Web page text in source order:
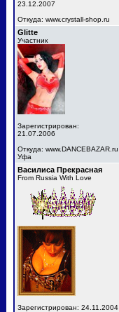
23.12.2007
Откуда: www.crystall-shop.ru
Glitte
Участник
Зарегистрирован:
21.07.2006
Откуда: www.DANCEBAZAR.ru
Уфа
Василиса Прекрасная
From Russia With Love
Зарегистрирован: 24.11.2004